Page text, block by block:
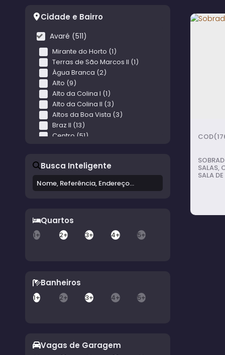
Cidade e Bairro
Avaré (511)
Mirante do Horto (1)
Terras de São Marcos II (1)
Água Branca (2)
Alto (9)
Alto da Colina I (1)
Alto da Colina II (3)
Altos da Boa Vista (3)
Braz II (13)
Centro (51)
Chácara Tinoco (3)
Chácara Varginha (3)
Colina da Boa Vista (9)
Costa Azul I (10)
Costa Azul II (4)
Green Village (1)
Busca Inteligente
Quartos
1+ 2+ 3+ 4+ 5+
Banheiros
1+ 2+ 3+ 4+ 5+
Vagas de Garagem
SALAS,
SALA